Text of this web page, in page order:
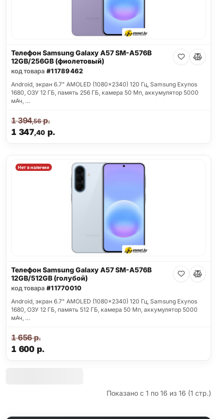
Телефон Samsung Galaxy A57 SM-A576B
12GB/256GB (фиолетовый)
код товара #11789462
Android, экран 6.7" AMOLED (1080x2340) 120 Гц, Samsung Exynos
1680, ОЗУ 12 ГБ, память 256 ГБ, камера 50 Мп, аккумулятор 5000
мАч, …
1 347,40 р.
1 394,56р.
Нет в наличии
Телефон Samsung Galaxy A57 SM-A576B
12GB/512GB (голубой)
код товара #11770010
Android, экран 6.7" AMOLED (1080x2340) 120 Гц, Samsung Exynos
1680, ОЗУ 12 ГБ, память 512 ГБ, камера 50 Мп, аккумулятор 5000
мАч, …
1 600 р.
1 656р.
Показано с 1 по 16 из 16 (1 стр.)